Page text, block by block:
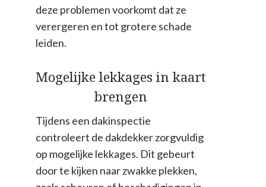
deze problemen voorkomt dat ze
verergeren en tot grotere schade
leiden.
Mogelijke lekkages in kaart
brengen
Tijdens een dakinspectie
controleert de dakdekker zorgvuldig
op mogelijke lekkages. Dit gebeurt
door te kijken naar zwakke plekken,